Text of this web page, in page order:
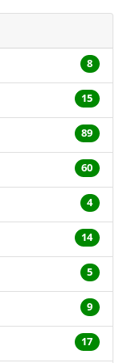
8
15
89
60
4
14
5
9
17